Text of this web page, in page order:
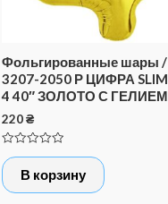
Фольгированные шары /
3207-2050 Р ЦИФРА SLIM
4 40″ ЗОЛОТО С ГЕЛИЕМ
220₴
Оценка
0
5
В корзину